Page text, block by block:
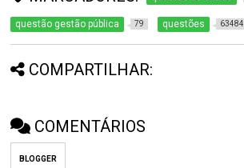
questão gestão pública 79 questões 63484
COMPARTILHAR:
COMENTÁRIOS
BLOGGER